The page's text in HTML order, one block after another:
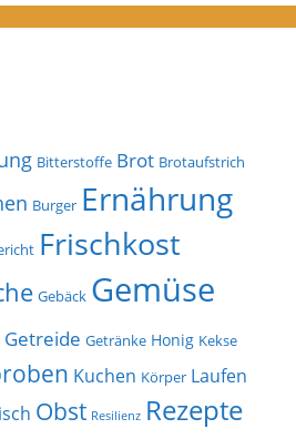
Bitterstoffe Brot Brotaufstrich
Burger Ernährung
Frischkost
Gebäck Gemüse
Getreide Getränke Honig Kekse
Kuchen Körper Laufen
Obst Resilienz Rezepte